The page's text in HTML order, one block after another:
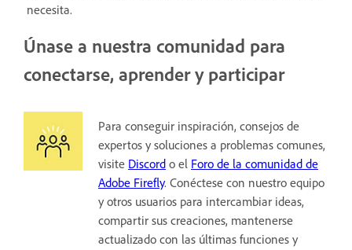
necesita.​
Únase a nuestra comunidad para
conectarse, aprender y participar
Para conseguir inspiración, consejos de
expertos y soluciones a problemas comunes,
visite Discord o el Foro de la comunidad de
Adobe Firefly. Conéctese con nuestro equipo
y otros usuarios para intercambiar ideas,
compartir sus creaciones, mantenerse
actualizado con las últimas funciones y